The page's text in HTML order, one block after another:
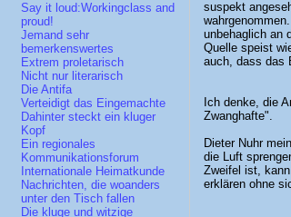
Say it loud:Workingclass and
proud!
Jemand sehr
bemerkenswertes
Extrem proletarisch
Nicht nur literarisch
Die Antifa
Verteidigt das Eingemachte
Dahinter steckt ein kluger
Kopf
Ein regionales
Kommunikationsforum
Internationale Heimatkunde
Nachrichten, die woanders
unter den Tisch fallen
Die kluge und witzige
suspekt
unbehaglich an
Quelle speist
auch, dass das
Ich denke, die
Zwanghafte".
Dieter Nuhr
die Luft
Zweifel ist,
erklären ohne